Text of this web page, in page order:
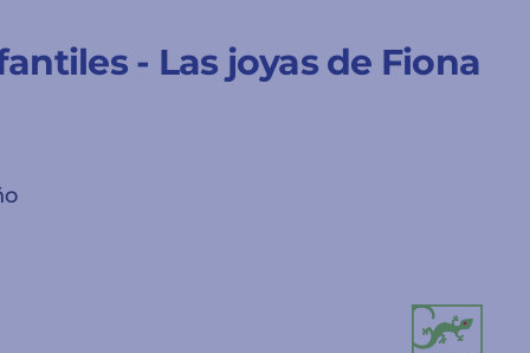
- Las joyas de Fiona